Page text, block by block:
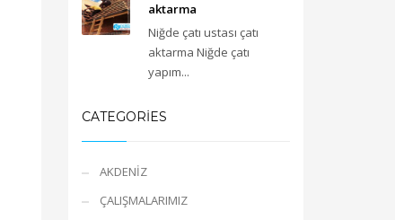
aktarma
Niğde çatı ustası çatı
aktarma Niğde çatı
yapım...
CATEGORIES
AKDENİZ
ÇALIŞMALARIMIZ